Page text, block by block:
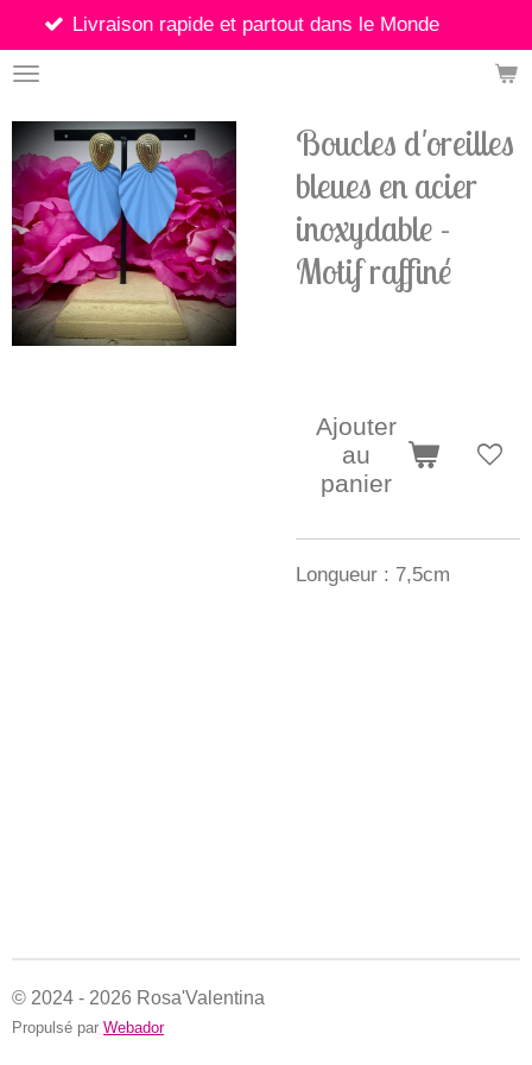
Passer
au
contenu
rapide et partout dans le Monde
Boucles d'oreilles
bleues en acier
inoxydable -
Motif raffiné
Ajouter
au
panier
Longueur : 7,5cm
© 2024 - 2026 Rosa'Valentina
Propulsé par Webador